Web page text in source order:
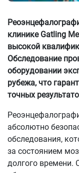
клинике Gatling
высокой
Обследование
оборудовании
рубежа, что
точных
абсолютно
обследования,
за состоянием
долгого времени.